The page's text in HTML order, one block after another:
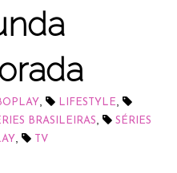
, LIFESTYLE,
BRASILEIRAS,
SÉRIES
, TV